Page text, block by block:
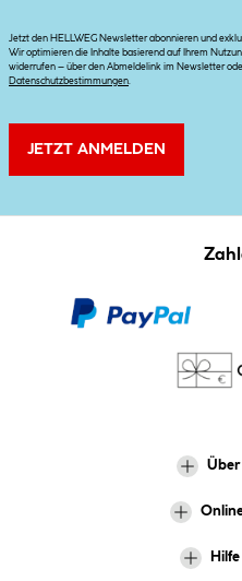
Jetzt den HELLWEG Newsletter abonnieren und
Wir optimieren die Inhalte basierend auf Ihrem
widerrufen – über den Abmeldelink im Newsletter
Datenschutzbestimmungen
JETZT ANMELDEN
Über